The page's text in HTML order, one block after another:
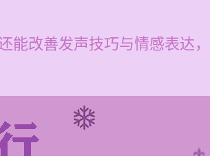
能改善发声技巧与情感表达